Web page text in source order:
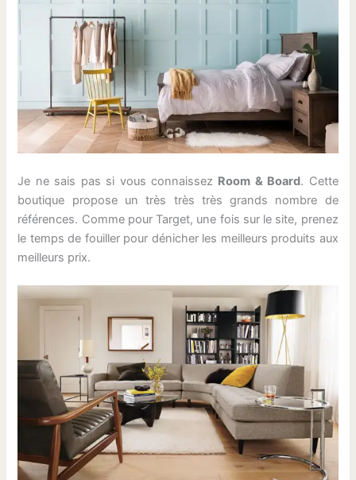
Je ne sais pas si vous connaissez Room & Board. Cette
boutique propose un très très très grands nombre de
références. Comme pour Target, une fois sur le site, prenez
le temps de fouiller pour dénicher les meilleurs produits aux
meilleurs prix.